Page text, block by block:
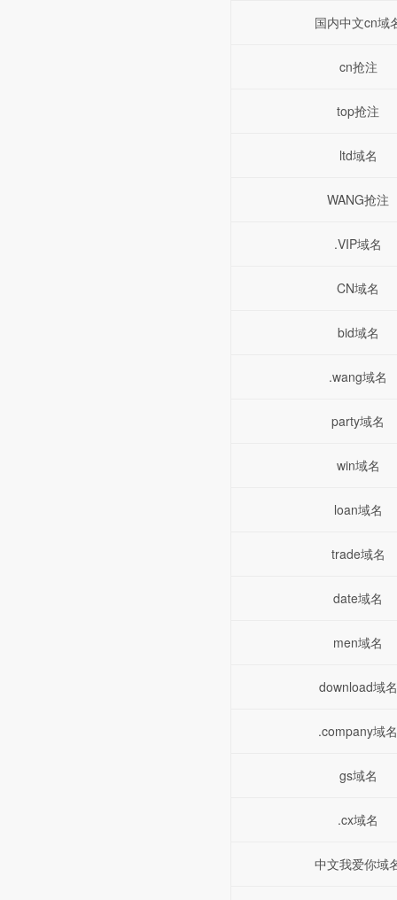
国内中文cn域
cn抢注
top抢注
ltd域名
WANG抢注
.VIP域名
CN域名
bid域名
.wang域名
party域名
win域名
loan域名
trade域名
date域名
men域名
download域名
.company域名
gs域名
.cx域名
中文我爱你域